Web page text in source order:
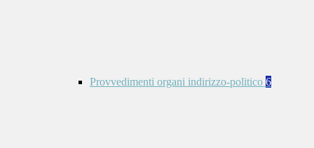
Provvedimenti organi indirizzo-politico 6